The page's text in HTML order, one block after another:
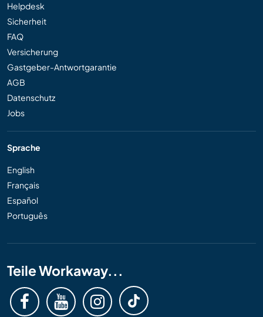
Helpdesk
Sicherheit
FAQ
Versicherung
Gastgeber-Antwortgarantie
AGB
Datenschutz
Jobs
Sprache
English
Français
Español
Português
Teile Workaway...